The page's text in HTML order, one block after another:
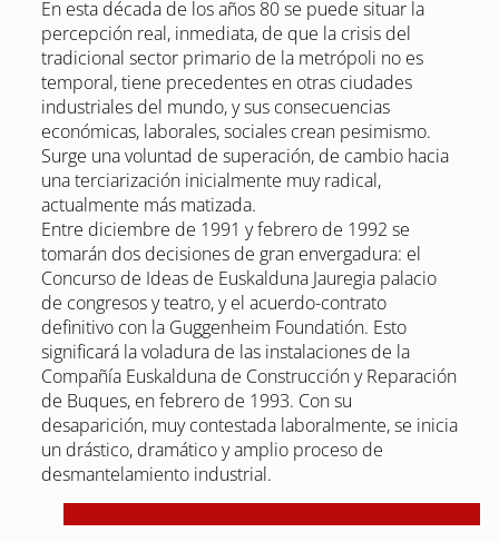
En esta década de los años 80 se puede situar la
percepción real, inmediata, de que la crisis del
tradicional sector primario de la metrópoli no es
temporal, tiene precedentes en otras ciudades
industriales del mundo, y sus consecuencias
económicas, laborales, sociales crean pesimismo.
Surge una voluntad de superación, de cambio hacia
una terciarización inicialmente muy radical,
actualmente más matizada.
Entre diciembre de 1991 y febrero de 1992 se
tomarán dos decisiones de gran envergadura: el
Concurso de Ideas de Euskalduna Jauregia palacio
de congresos y teatro, y el acuerdo-contrato
definitivo con la Guggenheim Foundatión. Esto
significará la voladura de las instalaciones de la
Compañía Euskalduna de Construcción y Reparación
de Buques, en febrero de 1993. Con su
desaparición, muy contestada laboralmente, se inicia
un drástico, dramático y amplio proceso de
desmantelamiento industrial.